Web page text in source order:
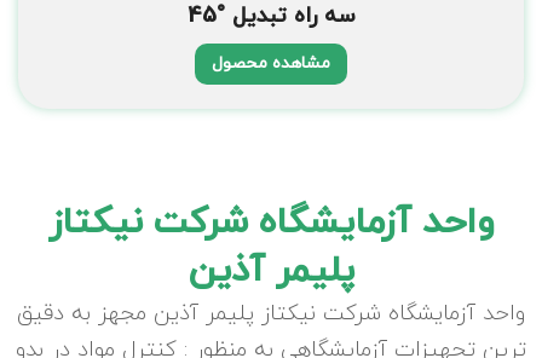
سه راه تبدیل °45
مشاهده محصول
واحد آزمایشگاه شرکت نیکتاز
پلیمر آذین
واحد آزمایشگاه شرکت نیکتاز پلیمر آذین مجهز به دقیق
ترین تجهیزات آزمایشگاهی به منظور : کنترل مواد در بدو